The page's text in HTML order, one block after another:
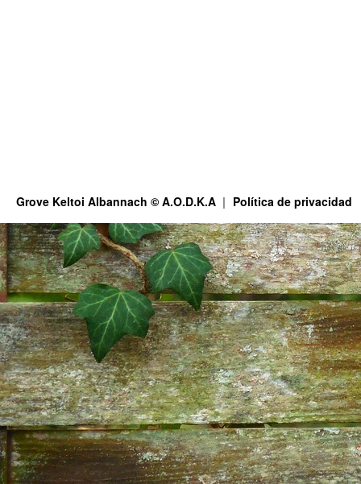
Grove Keltoi Albannach © A.O.D.K.A Política de privacidad
This site is